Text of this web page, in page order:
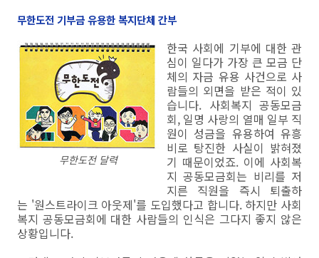
무한도전 기부금 유용한 복지단체 간부
무한도전 달력
한국 사회에 기부에 대한 관
심이 일다가 가장 큰 모금 단
체의 자금 유용 사건으로 사
람들의 외면을 받은 적이 있
습니다. 사회복지 공동모금
회, 일명 사랑의 열매 일부 직
원이 성금을 유용하여 유흥
비로 탕진한 사실이 밝혀졌
기 때문이었죠. 이에 사회복
지 공동모금회는 비리를 저
지른 직원을 즉시 퇴출하
는 '원스트라이크 아웃제'를 도입했다고 합니다. 하지만 사회
복지 공동모금회에 대한 사람들의 인식은 그다지 좋지 않은
상황입니다.